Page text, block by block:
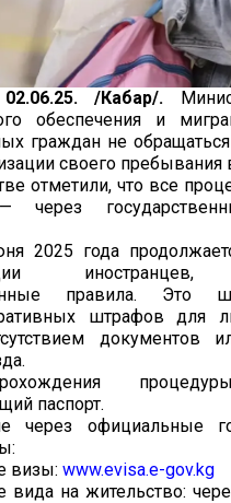
/Кабар/.
обеспечения и
граждан не
своего пребывания
отметили, что все
через
2025 года
иностранцев,
правила. Это
штрафов для
документов
паспорт.
через официальные
визы: www.evisa.e-gov.kg
вида на жительство: